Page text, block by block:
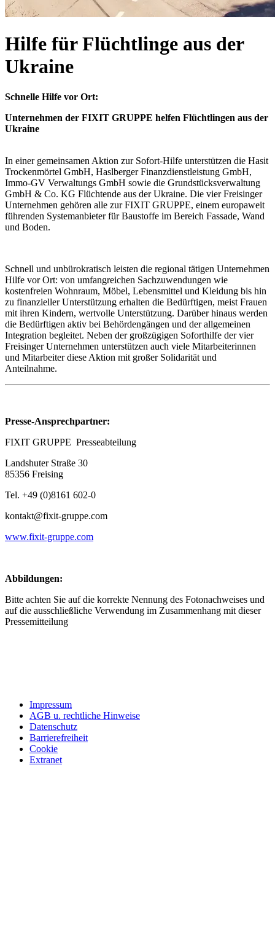
Hilfe für Flüchtlinge aus der
Ukraine
Schnelle Hilfe vor Ort:
Unternehmen der FIXIT GRUPPE helfen Flüchtlingen aus der
Ukraine
In einer gemeinsamen Aktion zur Sofort-Hilfe unterstützen die Hasit
Trockenmörtel GmbH, Haslberger Finanzdienstleistung GmbH,
Immo-GV Verwaltungs GmbH sowie die Grundstücksverwaltung
GmbH & Co. KG Flüchtende aus der Ukraine. Die vier Freisinger
Unternehmen gehören alle zur FIXIT GRUPPE, einem europaweit
führenden Systemanbieter für Baustoffe im Bereich Fassade, Wand
und Boden.
Schnell und unbürokratisch leisten die regional tätigen Unternehmen
Hilfe vor Ort: von umfangreichen Sachzuwendungen wie
kostenfreien Wohnraum, Möbel, Lebensmittel und Kleidung bis hin
zu finanzieller Unterstützung erhalten die Bedürftigen, meist Frauen
mit ihren Kindern, wertvolle Unterstützung. Darüber hinaus werden
die Bedürftigen aktiv bei Behördengängen und der allgemeinen
Integration begleitet. Neben der großzügigen Soforthilfe der vier
Freisinger Unternehmen unterstützen auch viele Mitarbeiterinnen
und Mitarbeiter diese Aktion mit großer Solidarität und
Anteilnahme.
Presse-Ansprechpartner:
FIXIT GRUPPE Presseabteilung
Landshuter Straße 30
85356 Freising
Tel. +49 (0)8161 602-0
kontakt@fixit-gruppe.com
www.fixit-gruppe.com
Abbildungen:
Bitte achten Sie auf die korrekte Nennung des Fotonachweises und
auf die ausschließliche Verwendung im Zusammenhang mit dieser
Pressemitteilung
Impressum
AGB u. rechtliche Hinweise
Datenschutz
Barrierefreiheit
Cookie
Extranet